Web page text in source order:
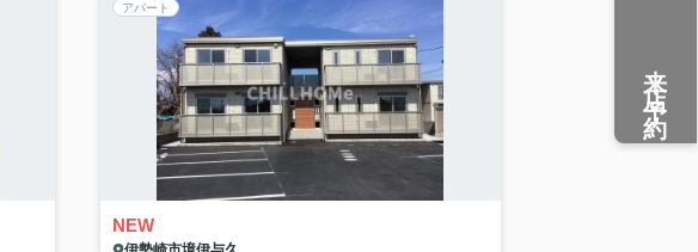
アパート
NEW
来店予約